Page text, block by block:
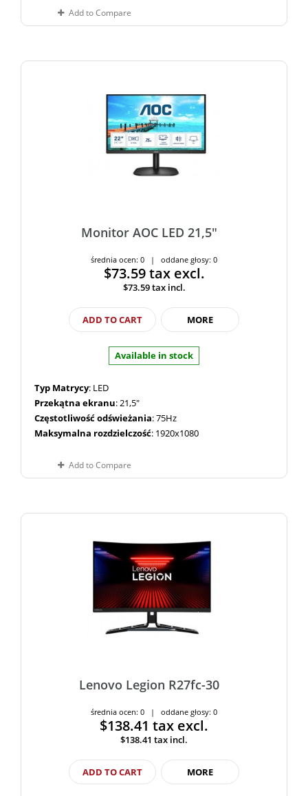
Add to Compare
Monitor AOC LED 21,5"
średnia ocen: 0 | oddane głosy: 0
$73.59tax excl.
$73.59tax incl.
ADD TO CART MORE
Available in stock
Typ Matrycy: LED
Przekątna ekranu: 21,5"
Częstotliwość odświeżania: 75Hz
Maksymalna rozdzielczość: 1920x1080
Add to Compare
Lenovo Legion R27fc-30
średnia ocen: 0 | oddane głosy: 0
$138.41 tax excl.
$138.41 tax incl.
ADD TO CART MORE